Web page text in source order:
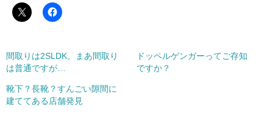
間取りは2SLDK。まあ間取り
は普通ですが…
ドッペルゲンガーってご存知
ですか？
靴下？長靴？すんごい隙間に
建ててある店舗発見